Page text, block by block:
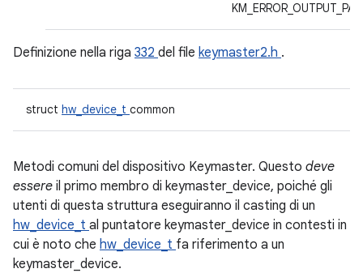
Definizione nella riga 332 del file keymaster2.h .
struct hw_device_t common
Metodi comuni del dispositivo Keymaster. Questo deve
essere il primo membro di keymaster_device, poiché gli
utenti di questa struttura eseguiranno il casting di un
hw_device_t al puntatore keymaster_device in contesti in
cui è noto che hw_device_t fa riferimento a un
keymaster_device.